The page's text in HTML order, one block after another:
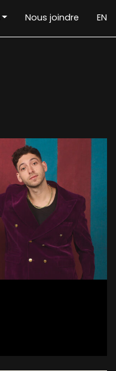
Nous joindre EN